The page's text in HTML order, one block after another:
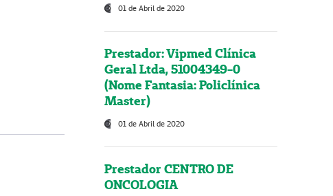
01 de Abril de 2020
Prestador: Vipmed Clínica
Geral Ltda, 51004349-0
(Nome Fantasia: Policlínica
Master)
01 de Abril de 2020
Prestador CENTRO DE
ONCOLOGIA